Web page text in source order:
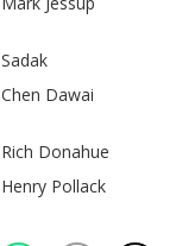
Sadak
Chen Dawai
Rich Donahue
Henry Pollack